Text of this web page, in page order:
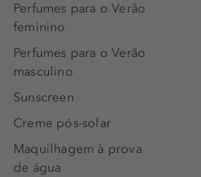
Perfumes para o Verão
feminino
Perfumes para o Verão
masculino
Sunscreen
Creme pós-solar
Maquilhagem à prova
de água